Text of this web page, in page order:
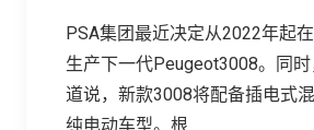
PSA集团最近决定从2022年起
生产下一代Peugeot3008。同
道说，新款3008将配备插电式
纯电动车型。根